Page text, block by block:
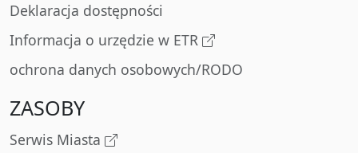
Deklaracja dostępności
Informacja o urzędzie w ETR
ochrona danych osobowych/RODO
ZASOBY
Serwis Miasta